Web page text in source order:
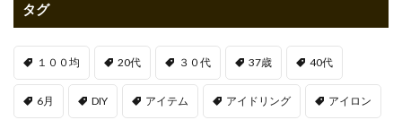
タグ
１００均 20代 ３０代 37歳 40代
6月 DIY アイテム アイドリング アイロン